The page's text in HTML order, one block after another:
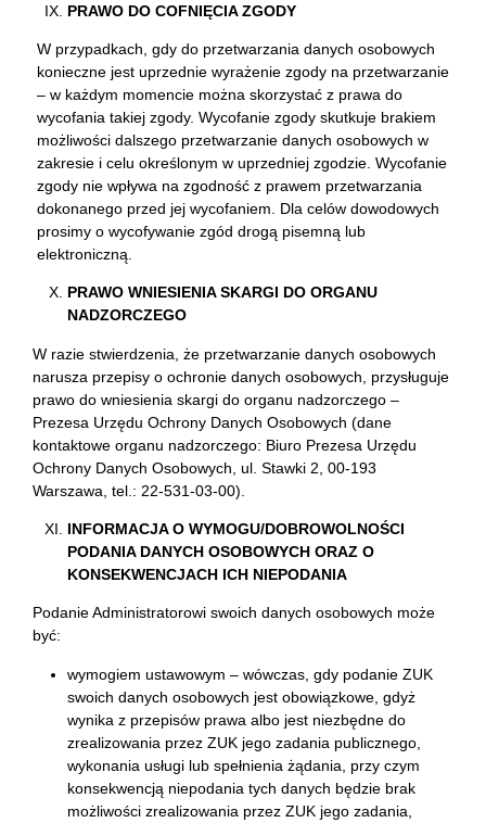
PRAWO DO COFNIĘCIA ZGODY
W przypadkach, gdy do przetwarzania danych osobowych
konieczne jest uprzednie wyrażenie zgody na przetwarzanie
– w każdym momencie można skorzystać z prawa do
wycofania takiej zgody. Wycofanie zgody skutkuje brakiem
możliwości dalszego przetwarzanie danych osobowych w
zakresie i celu określonym w uprzedniej zgodzie. Wycofanie
zgody nie wpływa na zgodność z prawem przetwarzania
dokonanego przed jej wycofaniem. Dla celów dowodowych
prosimy o wycofywanie zgód drogą pisemną lub
elektroniczną.
PRAWO WNIESIENIA SKARGI DO ORGANU
NADZORCZEGO
W razie stwierdzenia, że przetwarzanie danych osobowych
narusza przepisy o ochronie danych osobowych, przysługuje
prawo do wniesienia skargi do organu nadzorczego –
Prezesa Urzędu Ochrony Danych Osobowych (dane
kontaktowe organu nadzorczego: Biuro Prezesa Urzędu
Ochrony Danych Osobowych, ul. Stawki 2, 00-193
Warszawa, tel.: 22-531-03-00).
INFORMACJA O WYMOGU/DOBROWOLNOŚCI
PODANIA DANYCH OSOBOWYCH ORAZ O
KONSEKWENCJACH ICH NIEPODANIA
Podanie Administratorowi swoich danych osobowych może
być:
wymogiem ustawowym – wówczas, gdy podanie ZUK
swoich danych osobowych jest obowiązkowe, gdyż
wynika z przepisów prawa albo jest niezbędne do
zrealizowania przez ZUK jego zadania publicznego,
wykonania usługi lub spełnienia żądania, przy czym
konsekwencją niepodania tych danych będzie brak
możliwości zrealizowania przez ZUK jego zadania,